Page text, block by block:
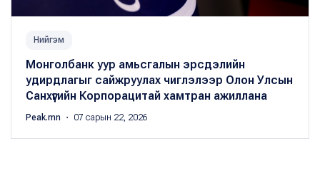
Нийгэм
Монголбанк уур амьсгалын эрсдэлийн
удирдлагыг сайжруулах чиглэлээр Олон Улсын
Санхүүгийн Корпорацитай хамтран ажиллана
Peak.mn ・ 07 сарын 22, 2026